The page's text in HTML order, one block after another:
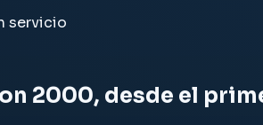
servicio
2000, desde el